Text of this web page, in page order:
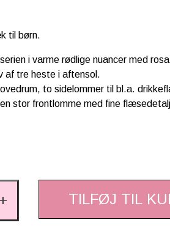
til børn.
i varme rødlige nuancer med
af tre heste i aftensol.
to sidelommer til bl.a.
stor frontlomme med fine
+ TILFØJ TIL